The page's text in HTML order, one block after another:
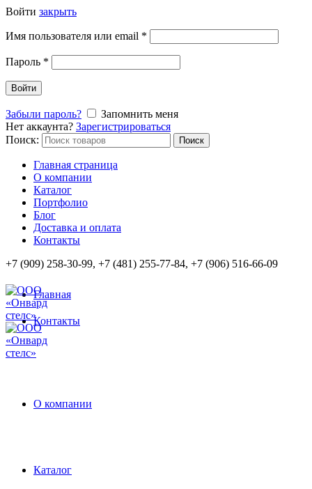
Войти закрыть
Имя пользователя или email *
Пароль *
Войти
Забыли пароль?
Запомнить меня
Нет аккаунта? Зарегистрироваться
Поиск:
Поиск
Главная страница
О компании
Каталог
Портфолио
Блог
Доставка и оплата
Контакты
+7 (909) 258-30-99, +7 (481) 255-77-84, +7 (906) 516-66-09
Главная
Контакты
О компании
Каталог